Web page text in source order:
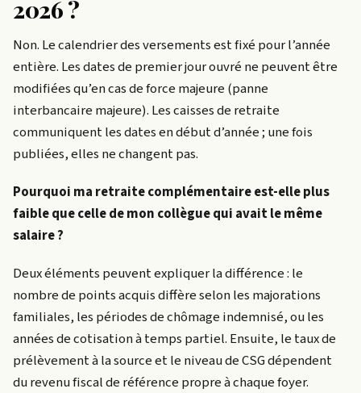
2026 ?
Non. Le calendrier des versements est fixé pour l’année
entière. Les dates de premier jour ouvré ne peuvent être
modifiées qu’en cas de force majeure (panne
interbancaire majeure). Les caisses de retraite
communiquent les dates en début d’année ; une fois
publiées, elles ne changent pas.
Pourquoi ma retraite complémentaire est-elle plus
faible que celle de mon collègue qui avait le même
salaire ?
Deux éléments peuvent expliquer la différence : le
nombre de points acquis diffère selon les majorations
familiales, les périodes de chômage indemnisé, ou les
années de cotisation à temps partiel. Ensuite, le taux de
prélèvement à la source et le niveau de CSG dépendent
du revenu fiscal de référence propre à chaque foyer.